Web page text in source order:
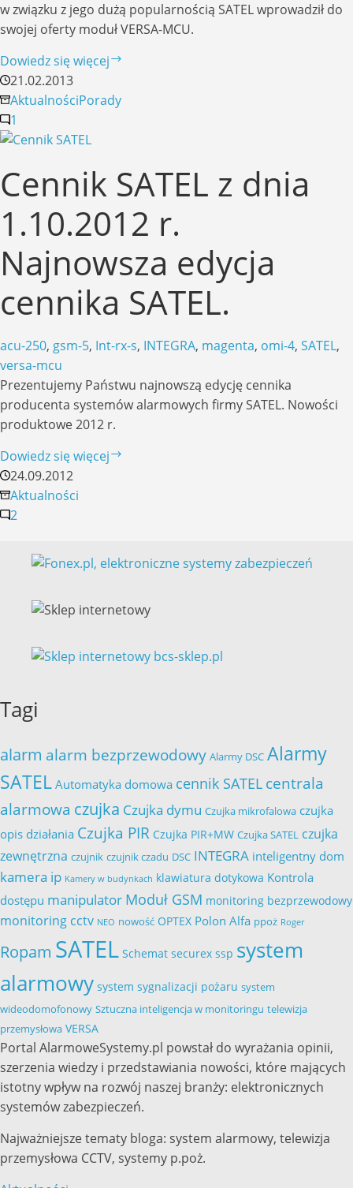
w związku z jego dużą popularnością SATEL wprowadził do
swojej oferty moduł VERSA-MCU.
Dowiedz się więcej
21.02.2013
AktualnościPorady
1
Cennik SATEL z dnia
1.10.2012 r.
Najnowsza edycja
cennika SATEL.
acu-250, gsm-5, Int-rx-s, INTEGRA, magenta, omi-4, SATEL,
versa-mcu
Prezentujemy Państwu najnowszą edycję cennika
producenta systemów alarmowych firmy SATEL. Nowości
produktowe 2012 r.
Dowiedz się więcej
Najnowsza
cennika
24.09.2012
Aktualności
2
Tagi
alarm alarm bezprzewodowy Alarmy DSC Alarmy
SATELAutomatyka domowa cennik SATEL centrala
alarmowa czujka Czujka dymu Czujka mikrofalowa czujka
opis działania Czujka PIR Czujka PIR+MW Czujka SATEL czujka
zewnętrzna czujnik czujnik czadu DSC INTEGRA inteligentny dom
kamera ip Kamery w budynkach klawiatura dotykowa Kontrola
dostępu manipulator Moduł GSM monitoring bezprzewodowy
monitoring cctv NEO nowość OPTEX Polon Alfa ppoż Roger
Ropam SATEL Schemat securex ssp system
alarmowy system sygnalizacji pożaru system
wideodomofonowy Sztuczna inteligencja w monitoringu telewizja
przemysłowa VERSA
Portal AlarmoweSystemy.pl powstał do wyrażania opinii,
szerzenia wiedzy i przedstawiania nowości, które mających
istotny wpływ na rozwój naszej branży: elektronicznych
systemów zabezpieczeń.
Najważniejsze tematy bloga: system alarmowy, telewizja
przemysłowa CCTV, systemy p.poż.